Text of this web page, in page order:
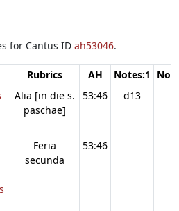
for Cantus ID ah53046.
Rubrics AH Notes:1
Alia [in die s.
paschae]
53:46 d13
Feria
secunda
53:46